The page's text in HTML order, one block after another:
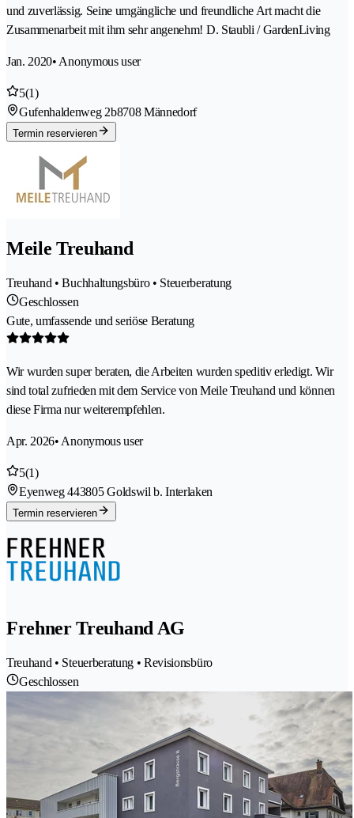
und zuverlässig. Seine umgängliche und freundliche Art macht die
Zusammenarbeit mit ihm sehr angenehm! D. Staubli / GardenLiving
Jan. 2020• Anonymous user
5(1)
Gufenhaldenweg 2b8708 Männedorf
Termin reservieren
Meile Treuhand
Treuhand • Buchhaltungsbüro • Steuerberatung
Geschlossen
Gute, umfassende und seriöse Beratung
Wir wurden super beraten, die Arbeiten wurden speditiv erledigt. Wir
sind total zufrieden mit dem Service von Meile Treuhand und können
diese Firma nur weiterempfehlen.
Apr. 2026• Anonymous user
5(1)
Eyenweg 443805 Goldswil b. Interlaken
Termin reservieren
Frehner Treuhand AG
Treuhand • Steuerberatung • Revisionsbüro
Geschlossen